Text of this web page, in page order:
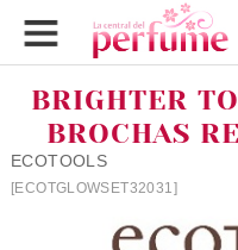
BRIGHTER
BROCHAS
ECOTOOLS
[ECOTGLOWSET32031]